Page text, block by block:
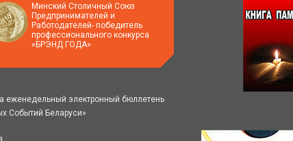
Минский Столичный Союз
Предпринимателей и
Работодателей- победитель
профессионального конкурса
«БРЭНД ГОДА»
еженедельный электронный бюллетень
Событий Беларуси»